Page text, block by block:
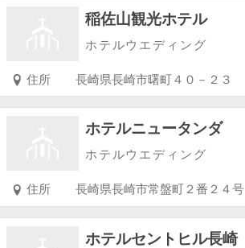
稲佐山観光ホテル
ホテルウエディング
住所 長崎県長崎市曙町４０－２３
ホテルニュータンダ
ホテルウエディング
住所 長崎県長崎市常盤町２番２４号
ホテルセントヒル長崎